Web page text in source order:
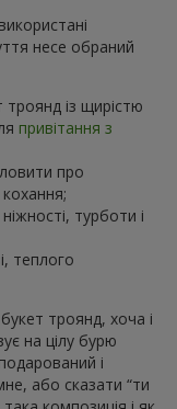
несе обраний
із щирістю
привітання з
про
турботи і
теплого
троянд, хоча і
на цілу бурю
і
або сказати “ти